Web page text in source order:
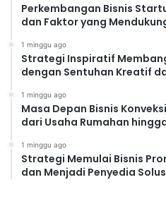
Perkembangan Bisnis
dan Faktor yang
1 minggu ago
Strategi Inspiratif
dengan Sentuhan Kreatif
1 minggu ago
Masa Depan Bisnis
dari Usaha Rumahan
1 minggu ago
Strategi Memulai Bisnis
dan Menjadi Penyedia